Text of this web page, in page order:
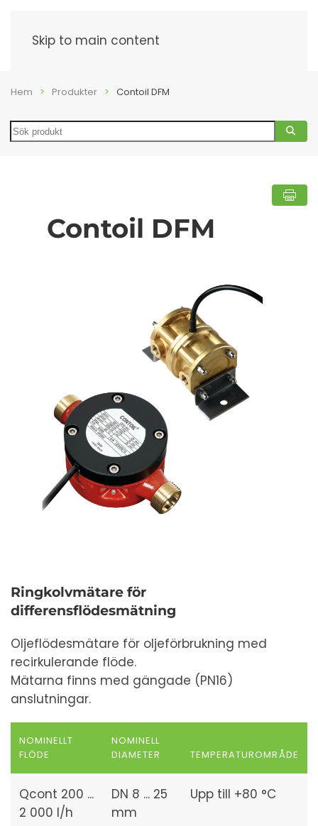
Skip to main content
Hem Produkter Contoil DFM
Search
Contoil DFM
Ringkolvmätare för
differensflödesmätning
Oljeflödesmätare för oljeförbrukning med
recirkulerande flöde.
Mätarna finns med gängade (PN16)
anslutningar.
NOMINELLT
FLÖDE
NOMINELL
DIAMETER
TEMPERATUROMRÅDE
Qcont 200 ...
2 000 l/h
DN 8 ... 25
mm
Upp till +80 °C